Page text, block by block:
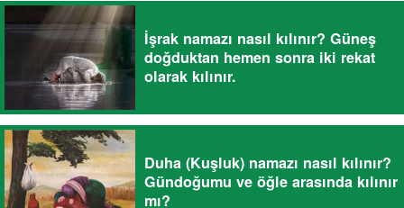
İşrak namazı nasıl kılınır? Güneş
doğduktan hemen sonra iki rekat
olarak kılınır.
Duha (Kuşluk) namazı nasıl kılınır?
Gündoğumu ve öğle arasında kılınır
mı?